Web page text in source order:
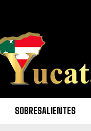
SOBRESALIENTES